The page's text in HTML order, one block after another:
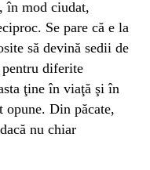
în mod ciudat,
Se pare că e la
să devină sedii de
diferite
ţine în viaţă şi în
Din păcate,
nu chiar